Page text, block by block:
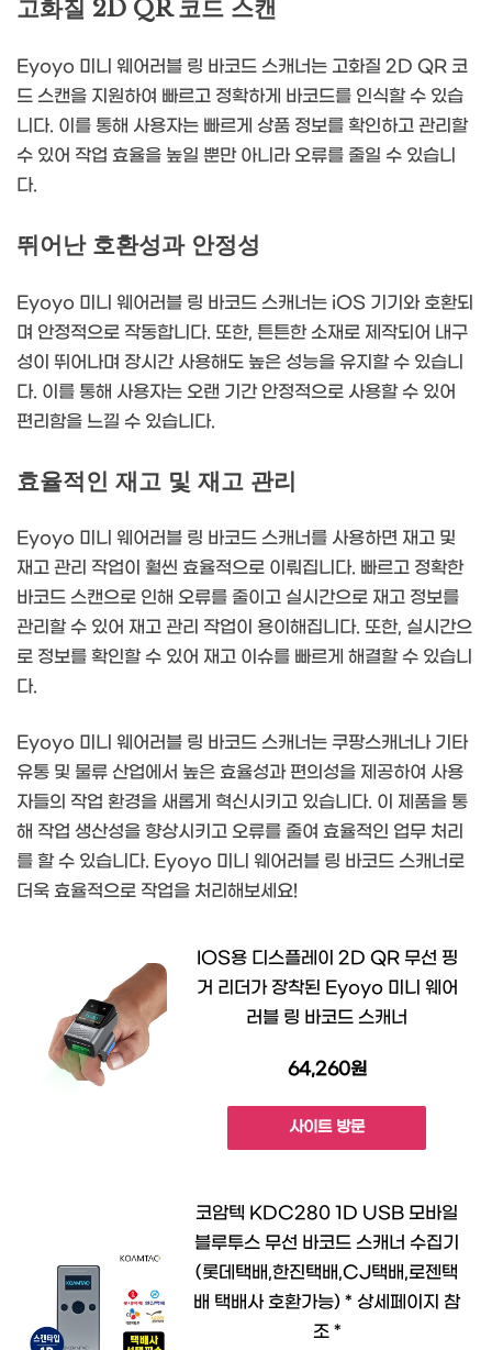
고화질 2D QR 코드 스캔
Eyoyo 미니 웨어러블 링 바코드 스캐너는 고화질 2D QR 코
드 스캔을 지원하여 빠르고 정확하게 바코드를 인식할 수 있습
니다. 이를 통해 사용자는 빠르게 상품 정보를 확인하고 관리할
수 있어 작업 효율을 높일 뿐만 아니라 오류를 줄일 수 있습니
다.
뛰어난 호환성과 안정성
Eyoyo 미니 웨어러블 링 바코드 스캐너는 iOS 기기와 호환되
며 안정적으로 작동합니다. 또한, 튼튼한 소재로 제작되어 내구
성이 뛰어나며 장시간 사용해도 높은 성능을 유지할 수 있습니
다. 이를 통해 사용자는 오랜 기간 안정적으로 사용할 수 있어
편리함을 느낄 수 있습니다.
효율적인 재고 및 재고 관리
Eyoyo 미니 웨어러블 링 바코드 스캐너를 사용하면 재고 및
재고 관리 작업이 훨씬 효율적으로 이뤄집니다. 빠르고 정확한
바코드 스캔으로 인해 오류를 줄이고 실시간으로 재고 정보를
관리할 수 있어 재고 관리 작업이 용이해집니다. 또한, 실시간으
로 정보를 확인할 수 있어 재고 이슈를 빠르게 해결할 수 있습니
다.
Eyoyo 미니 웨어러블 링 바코드 스캐너는 쿠팡스캐너나 기타
유통 및 물류 산업에서 높은 효율성과 편의성을 제공하여 사용
자들의 작업 환경을 새롭게 혁신시키고 있습니다. 이 제품을 통
해 작업 생산성을 향상시키고 오류를 줄여 효율적인 업무 처리
를 할 수 있습니다. Eyoyo 미니 웨어러블 링 바코드 스캐너로
더욱 효율적으로 작업을 처리해보세요!
IOS용 디스플레이 2D QR 무선 핑
거 리더가 장착된 Eyoyo 미니 웨어
러블 링 바코드 스캐너
64,260원
사이트 방문
코암텍 KDC280 1D USB 모바일
블루투스 무선 바코드 스캐너 수집기
(롯데택배,한진택배,CJ택배,로젠택
배 택배사 호환가능) * 상세페이지 참
조 *